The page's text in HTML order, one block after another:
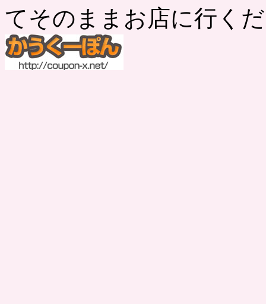
てそのままお店に行く